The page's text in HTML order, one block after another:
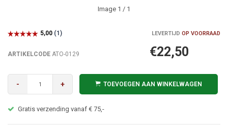
Image 1 / 1
LEVERTIJD OP VOORRAAD
ARTIKELCODE ATO-0129 €22,50
- + TOEVOEGEN AAN WINKELWAGEN
Gratis verzending vanaf € 75,-